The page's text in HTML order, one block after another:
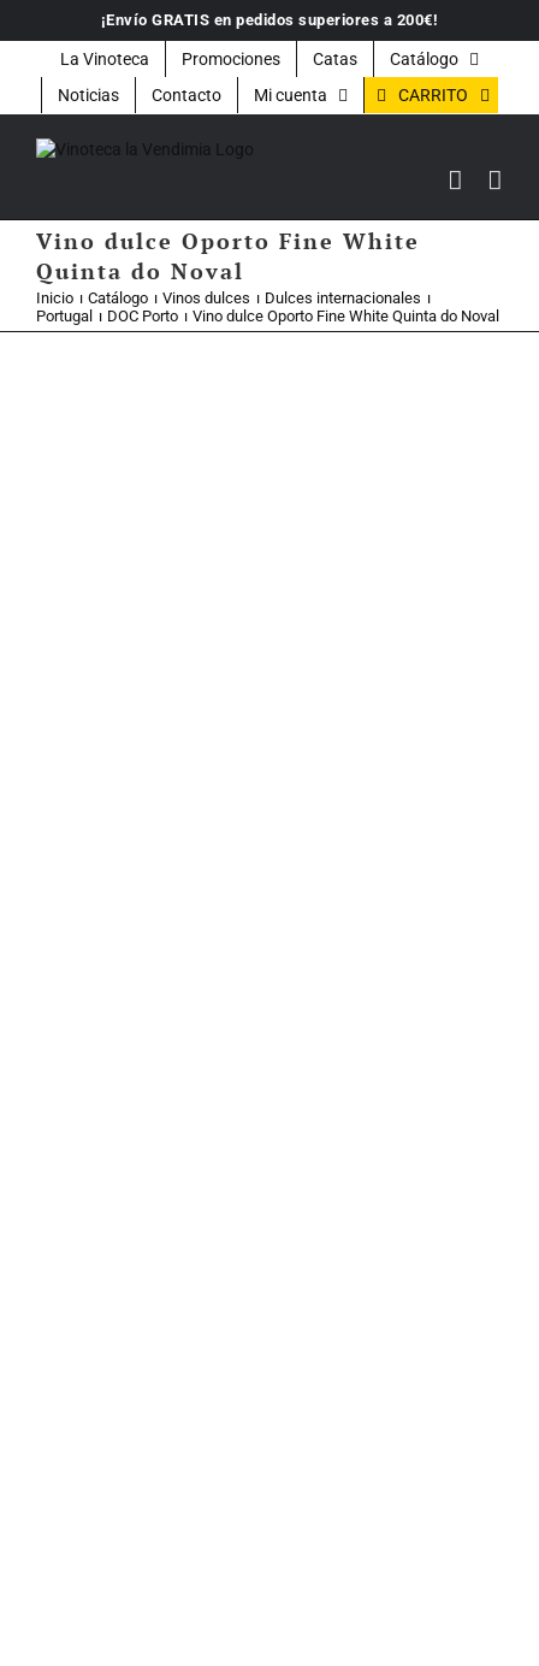
contenido
¡Envío GRATIS en pedidos superiores a 200€!
La Vinoteca Promociones Catas
Catálogo
Noticias
Contacto Mi cuenta CARRITO
Vino dulce Oporto Fine White
Quinta do Noval
Inicio Catálogo Vinos dulces
Dulces internacionales
Portugal
DOC Porto Vino dulce Oporto Fine White Quinta do Noval